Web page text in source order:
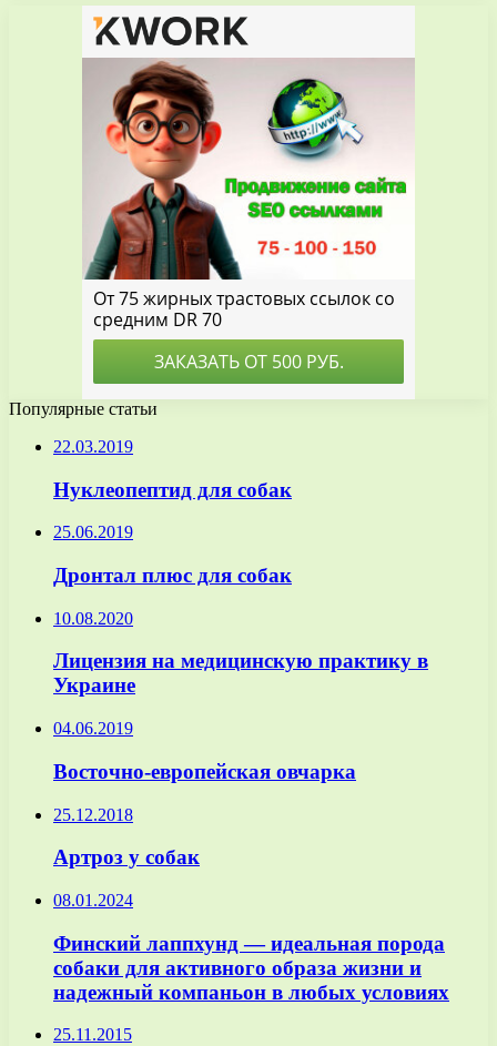
Популярные статьи
22.03.2019
Нуклеопептид для собак
25.06.2019
Дронтал плюс для собак
10.08.2020
Лицензия на медицинскую практику в
Украине
04.06.2019
Восточно-европейская овчарка
25.12.2018
Артроз у собак
08.01.2024
Финский лаппхунд — идеальная порода
собаки для активного образа жизни и
надежный компаньон в любых условиях
25.11.2015